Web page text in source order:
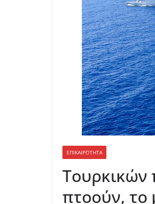
ΕΠΙΚΑΙΡΟΤΗΤΑ
Τουρκικών
πτοούν, το